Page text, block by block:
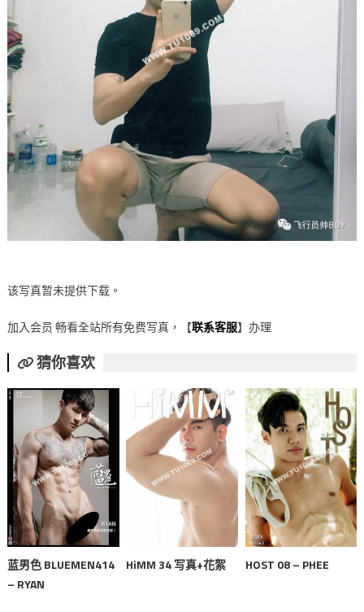
该写真暂未提供下载。
加入会员 畅看全站所有免费写真，【联系客服】办理
猜你喜欢
蓝男色 BLUEMEN414
– RYAN
HiMM 34 写真+花絮 HOST 08 – PHEE